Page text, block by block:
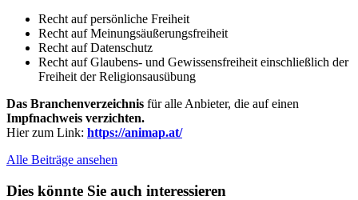
Recht auf persönliche Freiheit
Recht auf Meinungsäußerungsfreiheit
Recht auf Datenschutz
Recht auf Glaubens- und Gewissensfreiheit einschließlich der
Freiheit der Religionsausübung
Das Branchenverzeichnis für alle Anbieter, die auf einen
Impfnachweis verzichten.
Hier zum Link: https://animap.at/
Alle Beiträge ansehen
Dies könnte Sie auch interessieren